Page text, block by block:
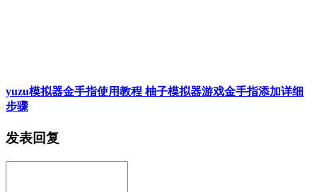
yuzu模拟器金手指使用教程 柚子模拟器游戏金手指添加详细
步骤
发表回复